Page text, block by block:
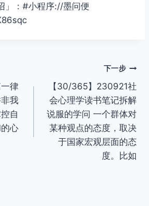
」：#小程序://墨问便
律
我
自
心
下一步
【30/365】230921社
会心理学读书笔记拆解
说服的学问 一个群体对
某种观点的态度，取决
于国家宏观层面的态
度。比如